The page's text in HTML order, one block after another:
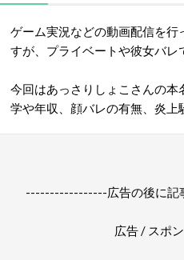
ゲーム実況などの動画配信を
すが、プライベートや彼女バレ
今回はあっさりしょこさんの
学や年収、顔バレの有無、炎上
-----------------広告の後に
広告 / スポ